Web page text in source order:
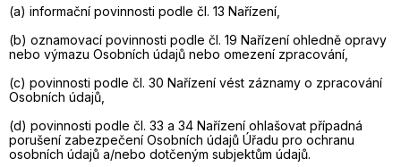
(a) informační povinnosti podle čl. 13 Nařízení,
(b) oznamovací povinnosti podle čl. 19 Nařízení ohledně opravy
nebo výmazu Osobních údajů nebo omezení zpracování,
(c) povinnosti podle čl. 30 Nařízení vést záznamy o zpracování
Osobních údajů,
(d) povinnosti podle čl. 33 a 34 Nařízení ohlašovat případná
porušení zabezpečení Osobních údajů Úřadu pro ochranu
osobních údajů a/nebo dotčeným subjektům údajů.